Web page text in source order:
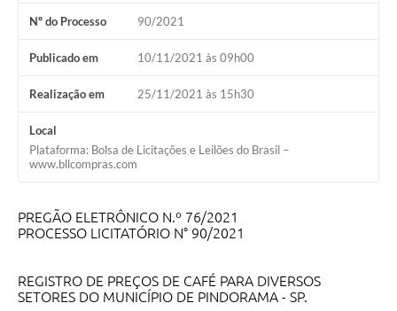
Projetos
Legislação
Editais
Links
Serviços Online
Telefones Úteis
A Prefeitura
Jornal
Nº do Processo 90/2021
Publicado em 10/11/2021 às 09h00
Realização em 25/11/2021 às 15h30
Local
Plataforma: Bolsa de Licitações e Leilões do Brasil –
www.bllcompras.com
PREGÃO ELETRÔNICO N.º 76/2021
PROCESSO LICITATÓRIO N° 90/2021
REGISTRO DE PREÇOS DE CAFÉ PARA DIVERSOS
SETORES DO MUNICÍPIO DE PINDORAMA - SP.